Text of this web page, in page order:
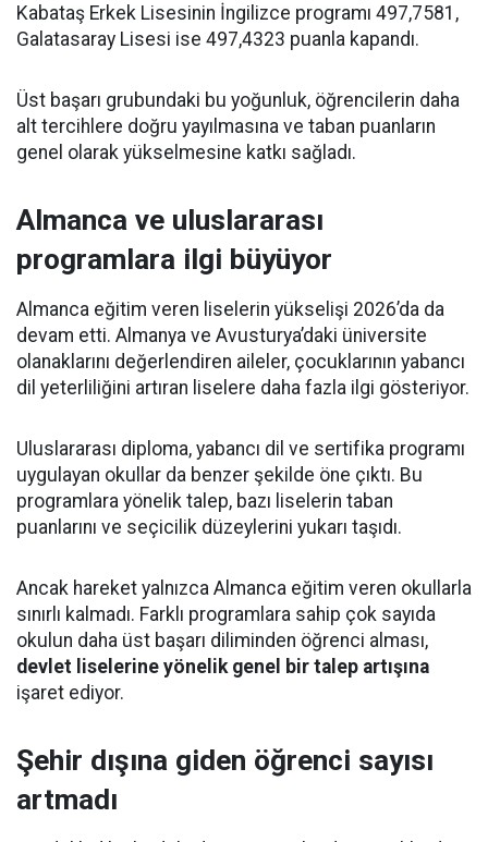
Kabataş Erkek Lisesinin İngilizce programı 497,7581,
Galatasaray Lisesi ise 497,4323 puanla kapandı.
Üst başarı grubundaki bu yoğunluk, öğrencilerin daha
alt tercihlere doğru yayılmasına ve taban puanların
genel olarak yükselmesine katkı sağladı.
Almanca ve uluslararası
programlara ilgi büyüyor
Almanca eğitim veren liselerin yükselişi 2026’da da
devam etti. Almanya ve Avusturya’daki üniversite
olanaklarını değerlendiren aileler, çocuklarının yabancı
dil yeterliliğini artıran liselere daha fazla ilgi gösteriyor.
Uluslararası diploma, yabancı dil ve sertifika programı
uygulayan okullar da benzer şekilde öne çıktı. Bu
programlara yönelik talep, bazı liselerin taban
puanlarını ve seçicilik düzeylerini yukarı taşıdı.
Ancak hareket yalnızca Almanca eğitim veren okullarla
sınırlı kalmadı. Farklı programlara sahip çok sayıda
okulun daha üst başarı diliminden öğrenci alması,
devlet liselerine yönelik genel bir talep artışına
işaret ediyor.
Şehir dışına giden öğrenci sayısı
artmadı